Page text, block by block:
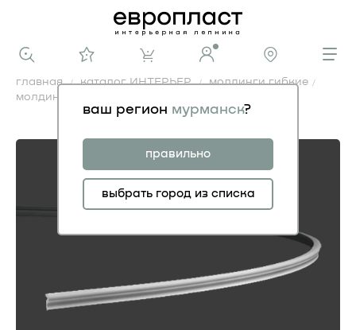
ваш регион мурманск?
правильно
выбрать город из списка
главная каталог ИНТЕРЬЕР
молдинги гибкие
молдинг 1.51.401 гибкий
молдинг 1.51.401 гибкий